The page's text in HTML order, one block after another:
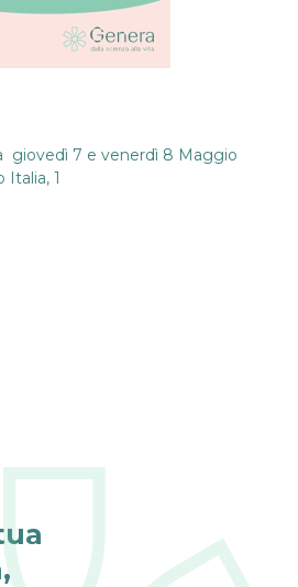
giovedì 7 e venerdì 8 Maggio
Italia, 1